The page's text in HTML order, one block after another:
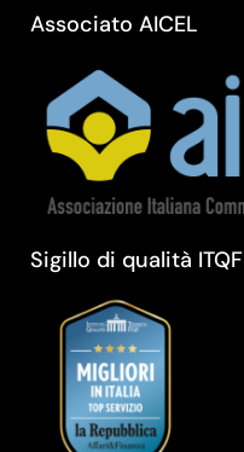
Associato AICEL
Sigillo di qualità ITQF